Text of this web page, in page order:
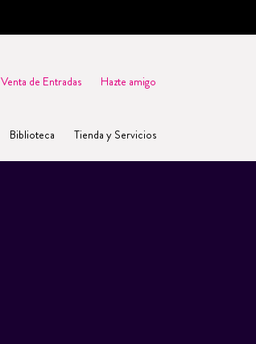
Venta de Entradas Hazte amigo
Biblioteca Tienda y Servicios